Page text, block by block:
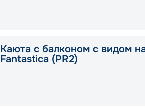
Каюта с балконом с видом
Fantastica (PR2)